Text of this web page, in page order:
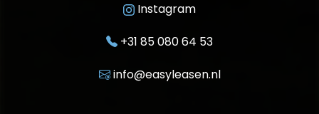
Instagram
+31 85 080 64 53
info@easyleasen.nl